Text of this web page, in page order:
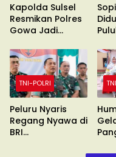
Kapolda Sulsel
Resmikan Polres
Gowa Jadi
TNI-POLRI
Peluru Nyaris
Regang Nyawa di
BRI